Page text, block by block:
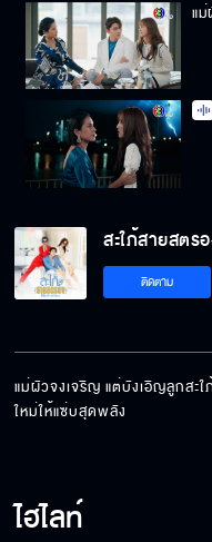
แม่
สะใภ้สายสตร
ติดตาม
แม่ผัวจงเจริญ แต่บังเอิญลูกสะ
ใหม่ให้แซ่บสุดพลัง
ไฮไลท์